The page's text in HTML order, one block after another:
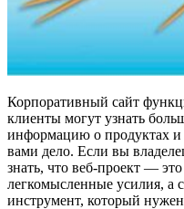
Корпоративный сайт
клиенты могут узнать
информацию о продуктах и
вами дело. Если вы
знать, что веб-проект —
легкомысленные усилия, а
инструмент, который